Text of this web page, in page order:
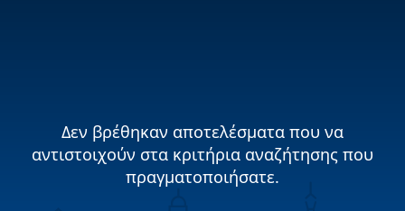
Δεν βρέθηκαν αποτελέσματα που να
αντιστοιχούν στα κριτήρια αναζήτησης που
πραγματοποιήσατε.